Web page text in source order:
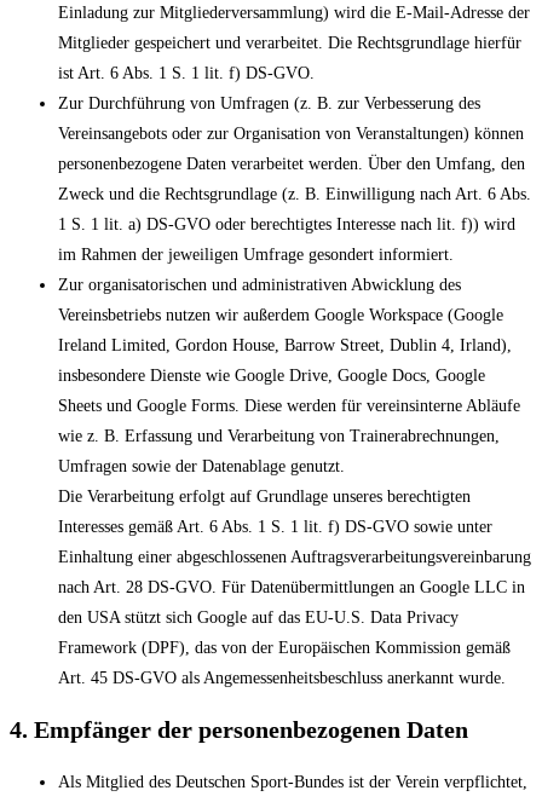
Einladung zur Mitgliederversammlung) wird die E-Mail-Adresse der
Mitglieder gespeichert und verarbeitet. Die Rechtsgrundlage hierfür
ist Art. 6 Abs. 1 S. 1 lit. f) DS-GVO.
Zur Durchführung von Umfragen (z. B. zur Verbesserung des
Vereinsangebots oder zur Organisation von Veranstaltungen) können
personenbezogene Daten verarbeitet werden. Über den Umfang, den
Zweck und die Rechtsgrundlage (z. B. Einwilligung nach Art. 6 Abs.
1 S. 1 lit. a) DS-GVO oder berechtigtes Interesse nach lit. f)) wird
im Rahmen der jeweiligen Umfrage gesondert informiert.
Zur organisatorischen und administrativen Abwicklung des
Vereinsbetriebs nutzen wir außerdem Google Workspace (Google
Ireland Limited, Gordon House, Barrow Street, Dublin 4, Irland),
insbesondere Dienste wie Google Drive, Google Docs, Google
Sheets und Google Forms. Diese werden für vereinsinterne Abläufe
wie z. B. Erfassung und Verarbeitung von Trainerabrechnungen,
Umfragen sowie der Datenablage genutzt.
Die Verarbeitung erfolgt auf Grundlage unseres berechtigten
Interesses gemäß Art. 6 Abs. 1 S. 1 lit. f) DS-GVO sowie unter
Einhaltung einer abgeschlossenen Auftragsverarbeitungsvereinbarung
nach Art. 28 DS-GVO. Für Datenübermittlungen an Google LLC in
den USA stützt sich Google auf das EU-U.S. Data Privacy
Framework (DPF), das von der Europäischen Kommission gemäß
Art. 45 DS-GVO als Angemessenheitsbeschluss anerkannt wurde.
4. Empfänger der personenbezogenen Daten
Als Mitglied des Deutschen Sport-Bundes ist der Verein verpflichtet,